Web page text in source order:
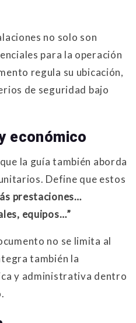
no solo son
para la operación
regula su ubicación,
de seguridad bajo
económico
la guía también aborda
Define que estos
prestaciones…
equipos…”
no se limita al
también la
y administrativa dentro